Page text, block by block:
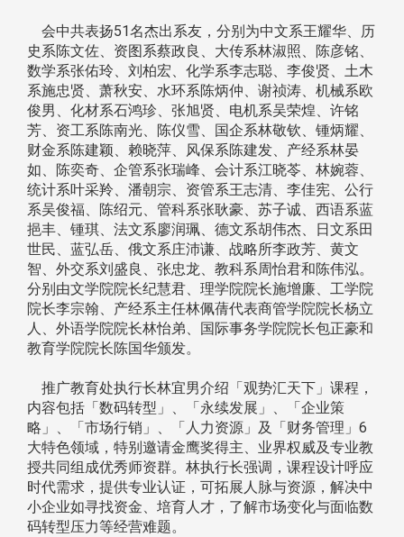
会中共表扬51名杰出系友，分别为中文系王耀华、历
史系陈文佐、资图系蔡政良、大传系林淑照、陈彦铭、
数学系张佑玲、刘柏宏、化学系李志聪、李俊贤、土木
系施忠贤、萧秋安、水环系陈炳仲、谢祯涛、机械系欧
俊男、化材系石鸿珍、张旭贤、电机系吴荣煌、许铭
芳、资工系陈南光、陈仪雪、国企系林敬钦、锺炳耀、
财金系陈建颖、赖晓萍、风保系陈建发、产经系林晏
如、陈奕奇、企管系张瑞峰、会计系江晓苓、林婉蓉、
统计系叶采羚、潘朝宗、资管系王志清、李佳宪、公行
系吴俊福、陈绍元、管科系张耿豪、苏子诚、西语系蓝
挹丰、锺琪、法文系廖润珮、德文系胡伟杰、日文系田
世民、蓝弘岳、俄文系庄沛谦、战略所李政芳、黄文
智、外交系刘盛良、张忠龙、教科系周怡君和陈伟泓。
分别由文学院院长纪慧君、理学院院长施增廉、工学院
院长李宗翰、产经系主任林佩蒨代表商管学院院长杨立
人、外语学院院长林怡弟、国际事务学院院长包正豪和
教育学院院长陈国华颁发。
推广教育处执行长林宜男介绍「观势汇天下」课程，
内容包括「数码转型」、「永续发展」、「企业策
略」、「市场行销」、「人力资源」及「财务管理」6
大特色领域，特别邀请金鹰奖得主、业界权威及专业教
授共同组成优秀师资群。林执行长强调，课程设计呼应
时代需求，提供专业认证，可拓展人脉与资源，解决中
小企业如寻找资金、培育人才，了解市场变化与面临数
码转型压力等经营难题。